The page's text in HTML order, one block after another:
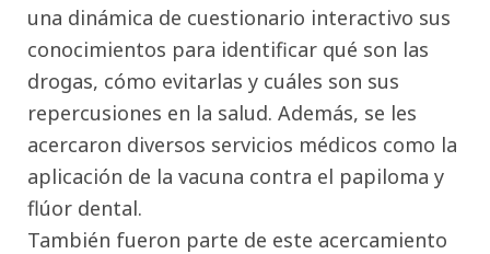
una dinámica de cuestionario interactivo sus
conocimientos para identificar qué son las
drogas, cómo evitarlas y cuáles son sus
repercusiones en la salud. Además, se les
acercaron diversos servicios médicos como la
aplicación de la vacuna contra el papiloma y
flúor dental.
También fueron parte de este acercamiento